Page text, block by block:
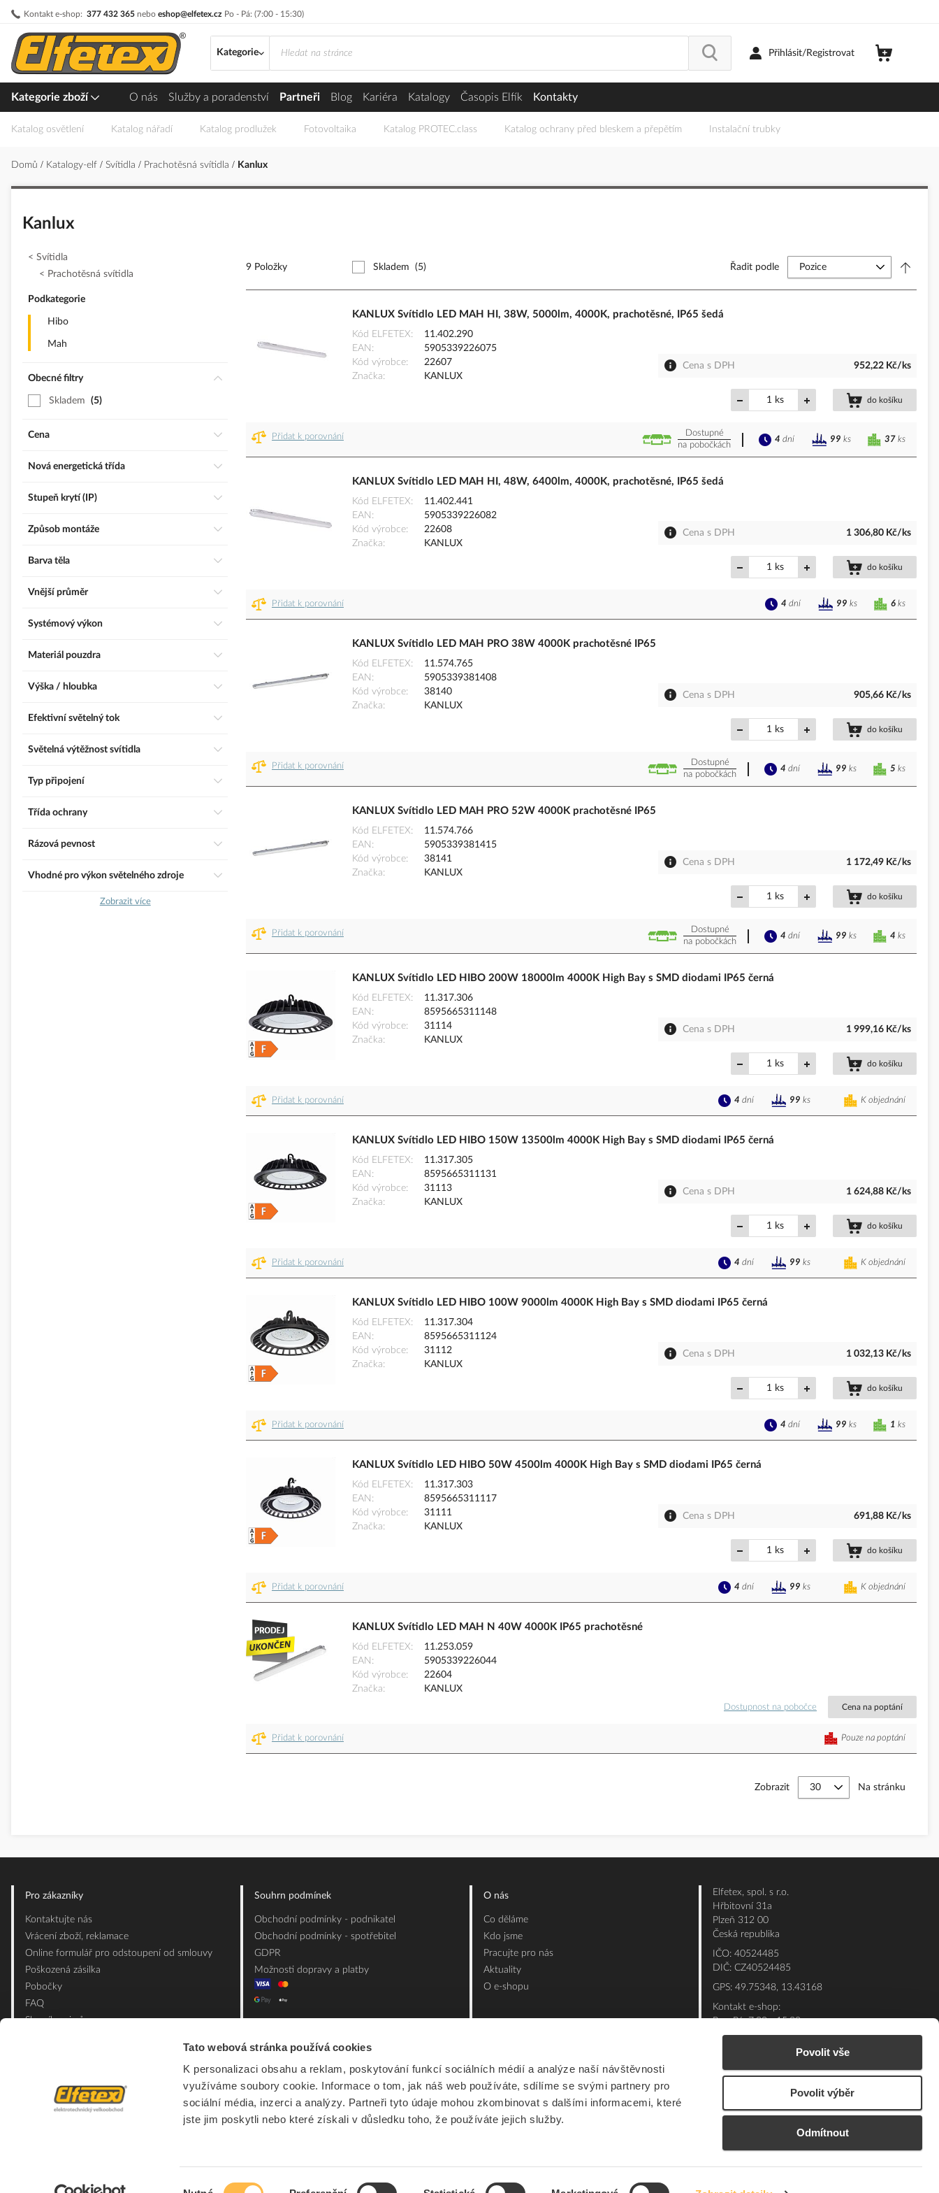
Tato webová stránka používá cookies
K personalizaci obsahu a reklam, poskytování funkcí sociálních médií a analýze naší návštěvnosti
využíváme soubory cookie. Informace o tom, jak náš web používáte, sdílíme se svými partnery pro
sociální média, inzerci a analýzy. Partneři tyto údaje mohou zkombinovat s dalšími informacemi, které
jste jim poskytli nebo které získali v důsledku toho, že používáte jejich služby.
Povolit vše
Povolit výběr
Odmítnout
Kontakt e-shop: 377 432 365 nebo eshop@elfetex.cz Po - Pá: (7:00 - 15:30)
Přejít
obsah
Kategorie
Přihlásit/Registrovat
Kategorie zboží O nás Služby a poradenství Partneři Blog Kariéra Katalogy Časopis Elfík Kontakty
Katalog osvětlení Katalog nářadí Katalog prodlužek Fotovoltaika Katalog PROTEC.class Katalog ochrany před bleskem a přepětím Instalační trubky
Domů Katalogy-elf Svítidla Prachotěsná svítidla Kanlux
Kanlux
9 Položky Skladem (5) Řadit podle
KANLUX Svítidlo LED MAH HI, 38W, 5000lm, 4000K, prachotěsné, IP65 šedá
Kód ELFETEX
11.402.290
EAN
5905339226075
Kód výrobce
22607
Značka
KANLUX
Cena s DPH 952,22 Kč/ks
ks do košíku
Přidat k porovnání
Dostupné
na pobočkách
37 ks
4 dní 99 ks
KANLUX Svítidlo LED MAH HI, 48W, 6400lm, 4000K, prachotěsné, IP65 šedá
Kód ELFETEX
11.402.441
EAN
5905339226082
Kód výrobce
22608
Značka
KANLUX
Cena s DPH 1 306,80 Kč/ks
ks do košíku
Přidat k porovnání 6 ks
4 dní 99 ks
KANLUX Svítidlo LED MAH PRO 38W 4000K prachotěsné IP65
Kód ELFETEX
11.574.765
EAN
5905339381408
Kód výrobce
38140
Značka
KANLUX
Cena s DPH 905,66 Kč/ks
ks do košíku
Přidat k porovnání
Dostupné
na pobočkách
5 ks
4 dní 99 ks
KANLUX Svítidlo LED MAH PRO 52W 4000K prachotěsné IP65
Kód ELFETEX
11.574.766
EAN
5905339381415
Kód výrobce
38141
Značka
KANLUX
Cena s DPH 1 172,49 Kč/ks
ks do košíku
Přidat k porovnání
Dostupné
na pobočkách
4 ks
4 dní 99 ks
KANLUX Svítidlo LED HIBO 200W 18000lm 4000K High Bay s SMD diodami IP65 černá
Kód ELFETEX
11.317.306
EAN
8595665311148
Kód výrobce
31114
Značka
KANLUX
Cena s DPH 1 999,16 Kč/ks
ks do košíku
Přidat k porovnání K objednání
4 dní 99 ks
KANLUX Svítidlo LED HIBO 150W 13500lm 4000K High Bay s SMD diodami IP65 černá
Kód ELFETEX
11.317.305
EAN
8595665311131
Kód výrobce
31113
Značka
KANLUX
Cena s DPH 1 624,88 Kč/ks
ks do košíku
Přidat k porovnání K objednání
4 dní 99 ks
KANLUX Svítidlo LED HIBO 100W 9000lm 4000K High Bay s SMD diodami IP65 černá
Kód ELFETEX
11.317.304
EAN
8595665311124
Kód výrobce
31112
Značka
KANLUX
Cena s DPH 1 032,13 Kč/ks
ks do košíku
Přidat k porovnání 1 ks
4 dní 99 ks
KANLUX Svítidlo LED HIBO 50W 4500lm 4000K High Bay s SMD diodami IP65 černá
Kód ELFETEX
11.317.303
EAN
8595665311117
Kód výrobce
31111
Značka
KANLUX
Cena s DPH 691,88 Kč/ks
ks do košíku
Přidat k porovnání K objednání
4 dní 99 ks
KANLUX Svítidlo LED MAH N 40W 4000K IP65 prachotěsné
Kód ELFETEX
11.253.059
EAN
5905339226044
Kód výrobce
22604
Značka
KANLUX
Dostupnost na pobočce Cena na poptání
Přidat k porovnání Pouze na poptání
Zobrazit Na stránku
Svítidla
Prachotěsná svítidla
Podkategorie
Hibo
Mah
Obecné filtry
Skladem 5
Cena
Nová energetická třída
Stupeň krytí (IP)
Způsob montáže
Barva těla
Vnější průměr
Systémový výkon
Materiál pouzdra
Výška / hloubka
Efektivní světelný tok
Světelná výtěžnost svítidla
Typ připojení
třída ochrany
Rázová pevnost
Vhodné pro výkon světelného zdroje
Zobrazit více
Pro zákazníky
Kontaktujte nás
Vrácení zboží, reklamace
Online formulář pro odstoupení od smlouvy
Poškozená zásilka
Pobočky
FAQ
Slovník pojmů
Souhrn podmínek
Obchodní podmínky - podnikatel
Obchodní podmínky - spotřebitel
GDPR
Možnosti dopravy a platby
O nás
Co děláme
Kdo jsme
Pracujte pro nás
Aktuality
O e-shopu
Elfetex, spol. s r.o.
Hřbitovní 31a
Plzeň 312 00
Česká republika
IČO: 40524485
DIČ: CZ40524485
GPS: 49.75348, 13.43168
Kontakt e-shop:
Po - Pá: 7:00 - 15:30
E-mail:eshop@elfetex.cz